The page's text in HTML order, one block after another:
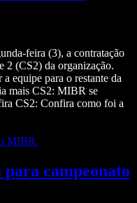
feira (3), a contratação
2 (CS2) da organização.
equipe para o restante da
mais CS2: MIBR se
CS2: Confira como foi a
campeonato